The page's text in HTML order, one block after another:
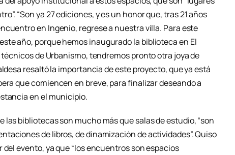
“Son ya 27 ediciones, y es un honor que, tras 21 años
en Ingenio, regrese a nuestra villa. Para este
año, porque hemos inaugurado la biblioteca en El
de Urbanismo, tendremos pronto otra joya de
resaltó la importancia de este proyecto, que ya está
que comiencen en breve, para finalizar deseando a
en el municipio.
bibliotecas son mucho más que salas de estudio, “son
de libros, de dinamización de actividades”. Quiso
evento, ya que “los encuentros son espacios